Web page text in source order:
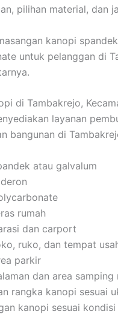
pilihan material, dan
kanopi
untuk pelanggan di
di Tambakrejo,
layanan
bangunan di
atau galvalum
rumah
dan carport
ruko, dan tempat
parkir
dan area samping
rangka kanopi sesuai
kanopi sesuai